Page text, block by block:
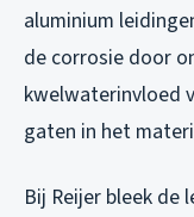
aluminium
de corrosie door
kwelwaterinvloed
gaten in het
Bij Reijer bleek de